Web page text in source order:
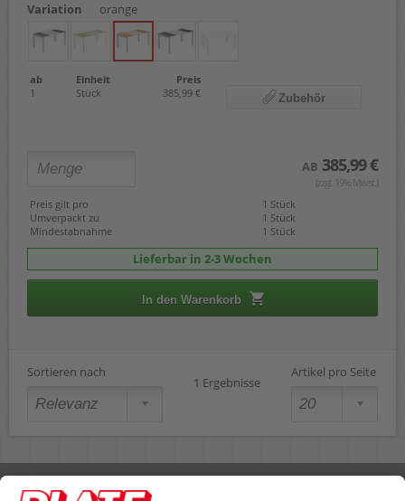
Variation
orange
ab Einheit
Preis
1
Stück 385,99 € Zubehör
AB 385,99 €
(zzgl. 19% Mwst.)
Preis gilt pro
1 Stück
Umverpackt zu
1 Stück
Mindestabnahme
1 Stück
Lieferbar in 2-3 Wochen
In den Warenkorb
Sortieren nach
1 Ergebnisse
Artikel pro Seite
Rufen Sie uns an 04298 401-0